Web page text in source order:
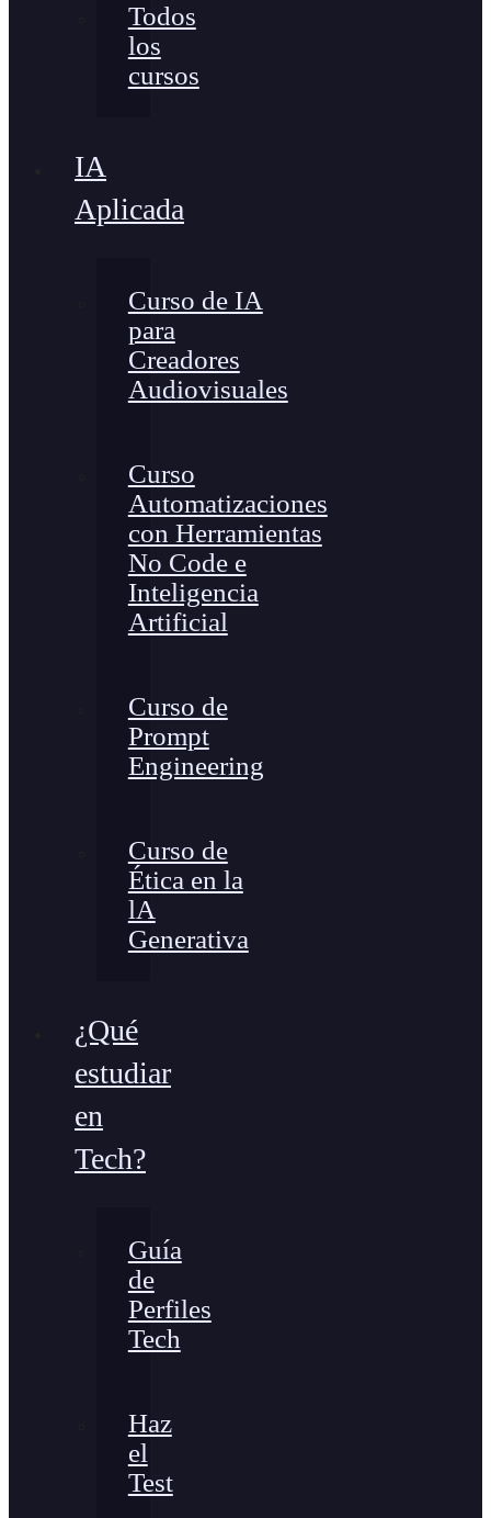
Todos
los
cursos
IA
Aplicada
Curso de IA
para
Creadores
Audiovisuales
Curso
Automatizaciones
con Herramientas
No Code e
Inteligencia
Artificial
Curso de
Prompt
Engineering
Curso de
Ética en la
lA
Generativa
¿Qué
estudiar
en
Tech?
Guía
de
Perfiles
Tech
Haz
el
Test